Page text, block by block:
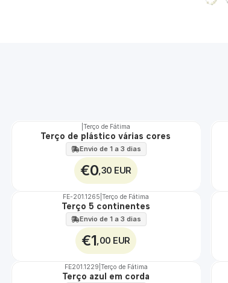
TOP
|Terço de Fátima
Terço de plástico várias cores
Envio de 1 a 3 dias
€0 ,30 EUR
FE-201.1265 |Terço de Fátima
Terço 5 continentes
Envio de 1 a 3 dias
€1 ,00 EUR
FE201.1229 Terço de Fátima
Terço azul em corda